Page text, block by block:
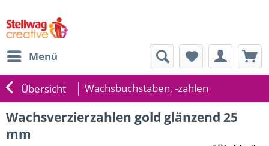
Menü
Übersicht Wachsbuchstaben, -zahlen
Wachsverzierzahlen gold glänzend 25
mm